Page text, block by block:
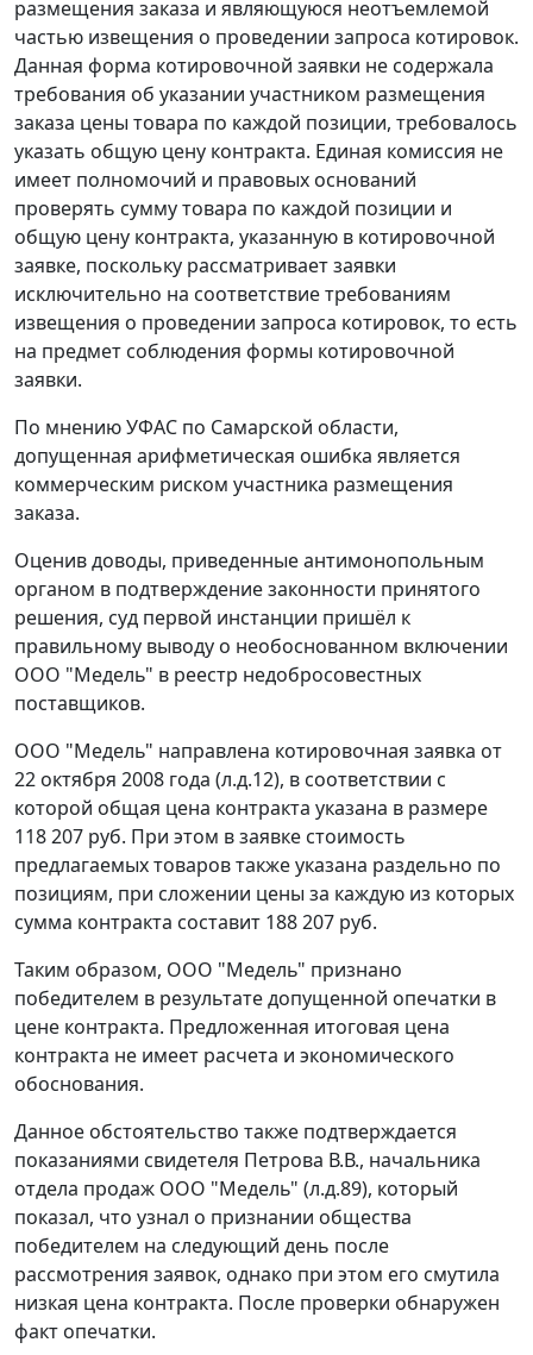
размещения заказа и являющуюся неотъемлемой
частью извещения о проведении запроса котировок.
Данная форма котировочной заявки не содержала
требования об указании участником размещения
заказа цены товара по каждой позиции, требовалось
указать общую цену контракта. Единая комиссия не
имеет полномочий и правовых оснований
проверять сумму товара по каждой позиции и
общую цену контракта, указанную в котировочной
заявке, поскольку рассматривает заявки
исключительно на соответствие требованиям
извещения о проведении запроса котировок, то есть
на предмет соблюдения формы котировочной
заявки.
По мнению УФАС по Самарской области,
допущенная арифметическая ошибка является
коммерческим риском участника размещения
заказа.
Оценив доводы, приведенные антимонопольным
органом в подтверждение законности принятого
решения, суд первой инстанции пришёл к
правильному выводу о необоснованном включении
ООО "Медель" в реестр недобросовестных
поставщиков.
ООО "Медель" направлена котировочная заявка от
22 октября 2008 года (л.д.12), в соответствии с
которой общая цена контракта указана в размере
118 207 руб. При этом в заявке стоимость
предлагаемых товаров также указана раздельно по
позициям, при сложении цены за каждую из которых
сумма контракта составит 188 207 руб.
Таким образом, ООО "Медель" признано
победителем в результате допущенной опечатки в
цене контракта. Предложенная итоговая цена
контракта не имеет расчета и экономического
обоснования.
Данное обстоятельство также подтверждается
показаниями свидетеля Петрова В.В., начальника
отдела продаж ООО "Медель" (л.д.89), который
показал, что узнал о признании общества
победителем на следующий день после
рассмотрения заявок, однако при этом его смутила
низкая цена контракта. После проверки обнаружен
факт опечатки.